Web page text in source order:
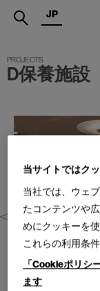
.
PRODUCTS
PROJECTS
MAGAZINE
SUPPORT
SHOPS
CATALOGUES
PROFESSIONAL
JP
D保養施設
当サイトではク
当社では、ウェ
たコンテンツや
めにクッキーを
これらの利用条
「Cookieポリシ
ます